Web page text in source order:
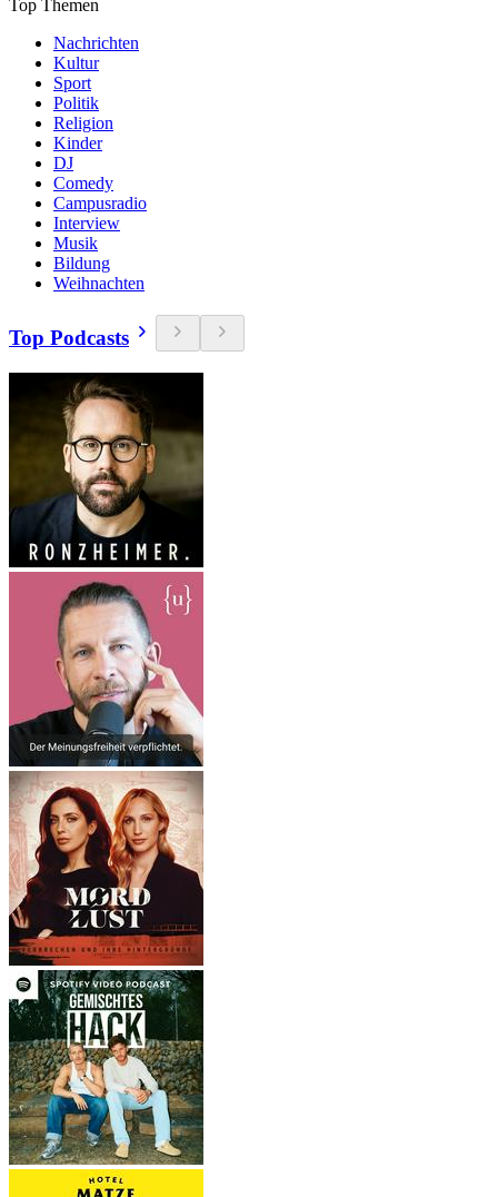
Top Themen
Nachrichten
Kultur
Sport
Politik
Religion
Kinder
DJ
Comedy
Campusradio
Interview
Musik
Bildung
Weihnachten
Top Podcasts